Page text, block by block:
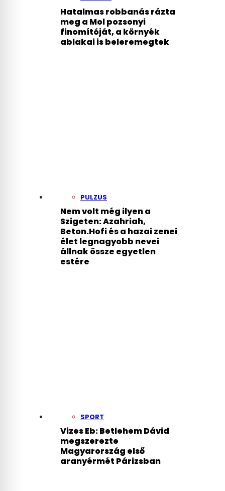
Hatalmas robbanás rázta
meg a Mol pozsonyi
finomítóját, a környék
ablakai is beleremegtek
PULZUS
Nem volt még ilyen a
Szigeten: Azahriah,
Beton.Hofi és a hazai zenei
élet legnagyobb nevei
állnak össze egyetlen
estére
SPORT
Vizes Eb: Betlehem Dávid
megszerezte
Magyarország első
aranyérmét Párizsban